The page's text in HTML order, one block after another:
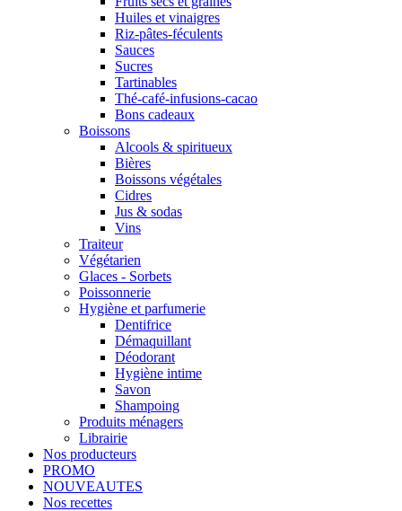
Huiles et vinaigres
Riz-pâtes-féculents
Sauces
Sucres
Tartinables
Thé-café-infusions-cacao
Bons cadeaux
Boissons
Alcools & spiritueux
Bières
Boissons végétales
Cidres
Jus & sodas
Vins
Traiteur
Végétarien
Glaces - Sorbets
Poissonnerie
Hygiène et parfumerie
Dentifrice
Démaquillant
Déodorant
Hygiène intime
Savon
Shampoing
Produits ménagers
Librairie
Nos producteurs
PROMO
NOUVEAUTES
Nos recettes